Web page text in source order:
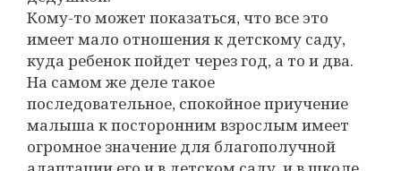
Кому-то может показаться, что все это
имеет мало отношения к детскому саду,
куда ребенок пойдет через год, а то и два.
На самом же деле такое
последовательное, спокойное приучение
малыша к посторонним взрослым имеет
огромное значение для благополучной